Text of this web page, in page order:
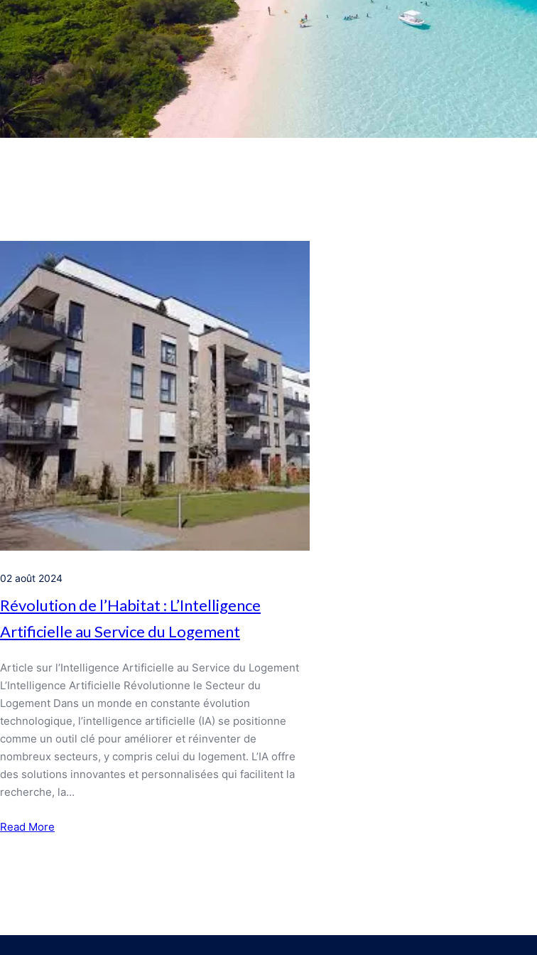
02 août 2024
Révolution de l’Habitat : L’Intelligence
Artificielle au Service du Logement
Article sur l’Intelligence Artificielle au Service du Logement
L’Intelligence Artificielle Révolutionne le Secteur du
Logement Dans un monde en constante évolution
technologique, l’intelligence artificielle (IA) se positionne
comme un outil clé pour améliorer et réinventer de
nombreux secteurs, y compris celui du logement. L’IA offre
des solutions innovantes et personnalisées qui facilitent la
recherche, la…
Read More